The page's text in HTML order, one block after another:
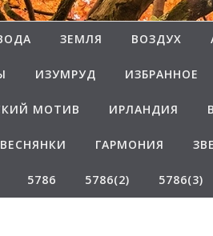
ЗЕМЛЯ ВОЗДУХ
ИЗУМРУД ИЗБРАННОЕ
МОТИВ ИРЛАНДИЯ
ВЕСНЯНКИ ГАРМОНИЯ
5786 5786(2) 5786(3)